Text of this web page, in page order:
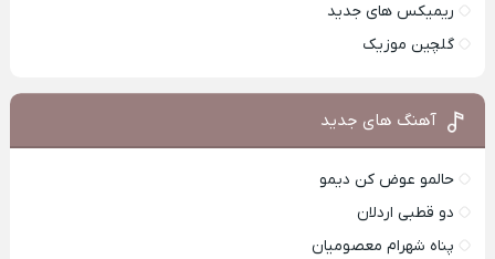
ریمیکس های جدید
گلچین موزیک
آهنگ های جدید
حالمو عوض کن دیمو
دو قطبی اردلان
پناه شهرام معصومیان